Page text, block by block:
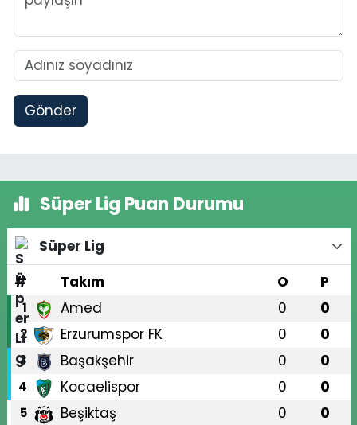
Gönder
Süper Lig Puan Durumu
Süper Lig
#
Takım O P
1 Amed 0 0
2 Erzurumspor FK 0 0
3 Başakşehir 0 0
4 Kocaelispor 0 0
5 Beşiktaş 0 0